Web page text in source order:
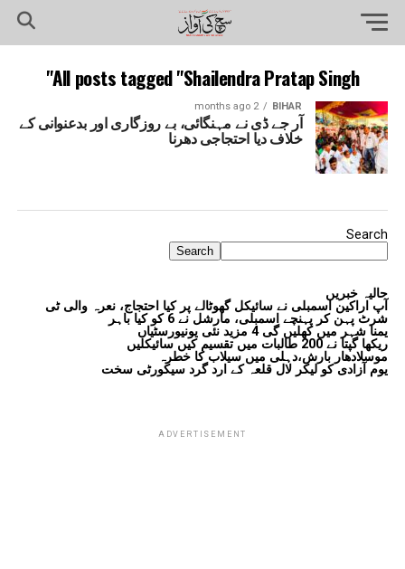
All posts tagged "Shailendra Pratap Singh"
BIHAR
2 months ago
آر جے ڈی نے مہنگائی، بے روزگاری اور بدعنوانی کے
خلاف دیا احتجاجی دھرنا
Search
Search
حالیہ خبریں
آپ اراکین اسمبلی نے سائیکل گھوٹالے پر کیا احتجاج، نعرہ والی ٹی
شرٹ پہن کر پہنچے اسمبلی، مارشل نے 6 کو کیا باہر
یمنا شہر میں کھلیں گی 4 مزید نئی یونیورسٹیاں
ریکھا گپتا نے 200 طالبات میں تقسیم کیں سائیکلیں
موسلادھار بارش،دہلی میں سیلاب کا خطرہ
یوم آزادی کو لیکر لال قلعہ کے ارد گرد سیکورٹی سخت
ADVERTISEMENT